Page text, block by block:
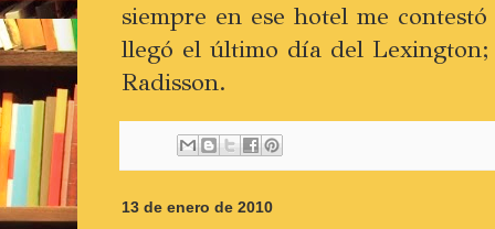
siempre en ese hotel me
llegó el último día del Lexington;
Radisson.
13 de enero de 2010